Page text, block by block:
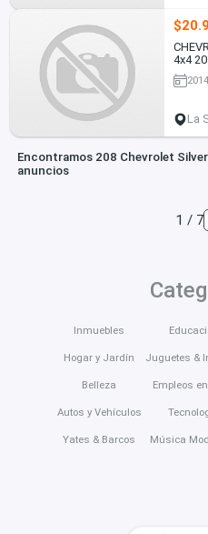
4x4
2014
La
Encontramos 208 Chevrolet
anuncios
1 / 7
Inmuebles
Hogar y Jardín
Belleza
Autos y Vehículos
Yates & Barcos
Juguetes &
Empleos
Música